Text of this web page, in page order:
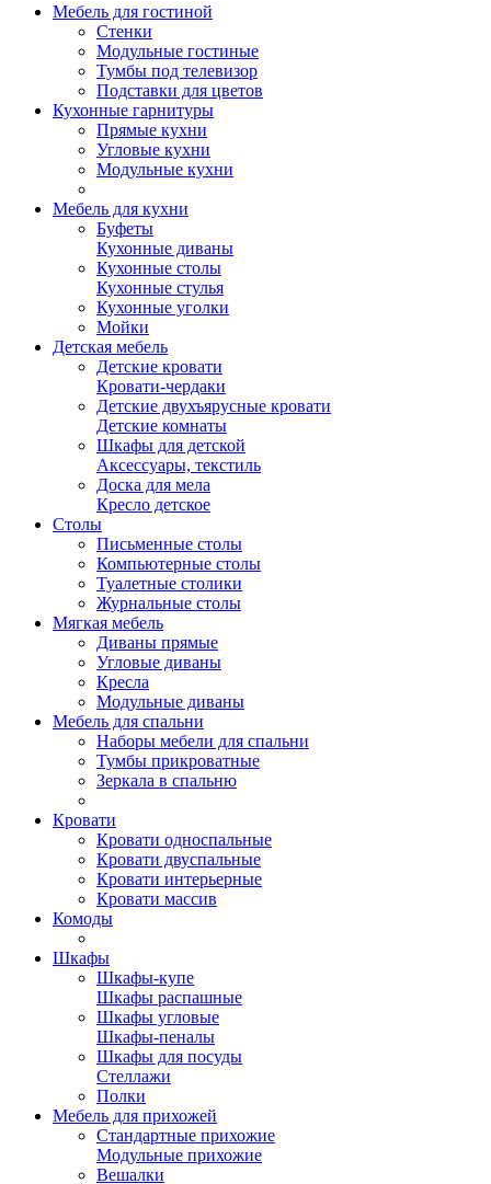
Мебель для гостиной
Стенки
Модульные гостиные
Тумбы под телевизор
Подставки для цветов
Кухонные гарнитуры
Прямые кухни
Угловые кухни
Модульные кухни
Мебель для кухни
Буфеты
Кухонные диваны
Кухонные столы
Кухонные стулья
Кухонные уголки
Мойки
Детская мебель
Детские кровати
Кровати-чердаки
Детские двухъярусные кровати
Детские комнаты
Шкафы для детской
Аксессуары, текстиль
Доска для мела
Кресло детское
Столы
Письменные столы
Компьютерные столы
Туалетные столики
Журнальные столы
Мягкая мебель
Диваны прямые
Угловые диваны
Кресла
Модульные диваны
Мебель для спальни
Наборы мебели для спальни
Тумбы прикроватные
Зеркала в спальню
Кровати
Кровати односпальные
Кровати двуспальные
Кровати интерьерные
Кровати массив
Комоды
Шкафы
Шкафы-купе
Шкафы распашные
Шкафы угловые
Шкафы-пеналы
Шкафы для посуды
Стеллажи
Полки
Мебель для прихожей
Стандартные прихожие
Модульные прихожие
Вешалки